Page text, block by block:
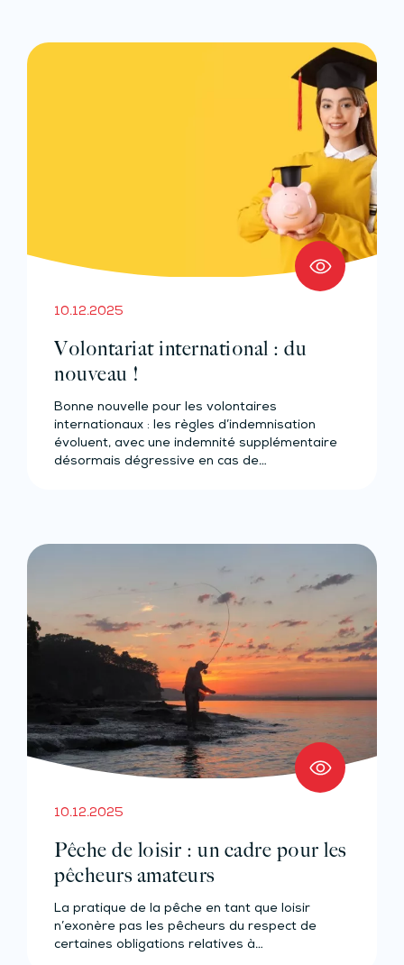
10.12.2025
Volontariat international : du
nouveau !
Bonne nouvelle pour les volontaires
internationaux : les règles d’indemnisation
évoluent, avec une indemnité supplémentaire
désormais dégressive en cas de…
10.12.2025
Pêche de loisir : un cadre pour les
pêcheurs amateurs
La pratique de la pêche en tant que loisir
n’exonère pas les pêcheurs du respect de
certaines obligations relatives à…